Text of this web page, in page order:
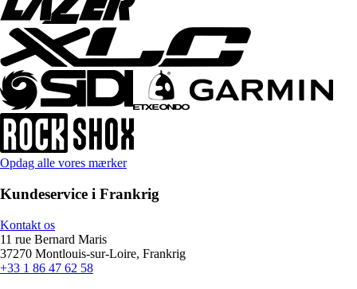
Opdag alle vores mærker
Kundeservice i Frankrig
Kontakt os
11 rue Bernard Maris
37270 Montlouis-sur-Loire, Frankrig
+33 1 86 47 62 58